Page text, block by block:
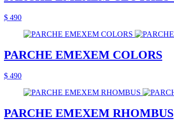
$ 490
PARCHE EMEXEM COLORS
$ 490
PARCHE EMEXEM RHOMBUS